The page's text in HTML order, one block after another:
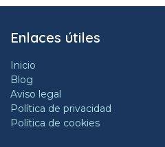
Enlaces útiles
Inicio
Blog
Aviso legal
Política de privacidad
Política de cookies